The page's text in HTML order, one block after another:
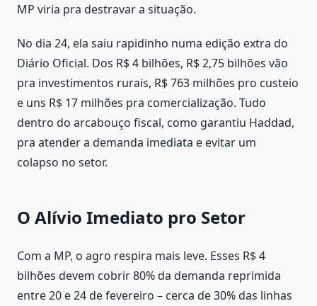
MP viria pra destravar a situação.
No dia 24, ela saiu rapidinho numa edição extra do
Diário Oficial. Dos R$ 4 bilhões, R$ 2,75 bilhões vão
pra investimentos rurais, R$ 763 milhões pro custeio
e uns R$ 17 milhões pra comercialização. Tudo
dentro do arcabouço fiscal, como garantiu Haddad,
pra atender a demanda imediata e evitar um
colapso no setor.
O Alívio Imediato pro Setor
Com a MP, o agro respira mais leve. Esses R$ 4
bilhões devem cobrir 80% da demanda reprimida
entre 20 e 24 de fevereiro – cerca de 30% das linhas